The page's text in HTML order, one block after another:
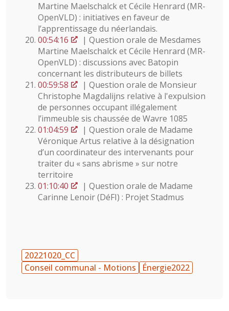
Martine Maelschalck et Cécile Henrard (MR-
OpenVLD) : initiatives en faveur de
l’apprentissage du néerlandais.
00:54:16
| Question orale de Mesdames
Martine Maelschalck et Cécile Henrard (MR-
OpenVLD) : discussions avec Batopin
concernant les distributeurs de billets
00:59:58
| Question orale de Monsieur
Christophe Magdalijns relative à l'expulsion
de personnes occupant illégalement
l’immeuble sis chaussée de Wavre 1085
01:04:59
| Question orale de Madame
Véronique Artus relative à la désignation
d’un coordinateur des intervenants pour
traiter du « sans abrisme » sur notre
territoire
01:10:40
| Question orale de Madame
Carinne Lenoir (DéFI) : Projet Stadmus
20221020_CC
Conseil communal - Motions
Énergie2022